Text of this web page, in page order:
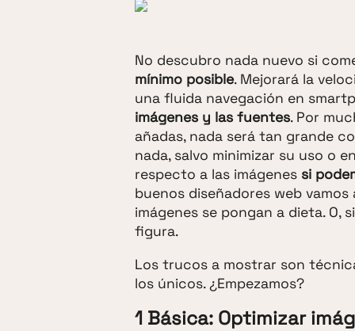
No descubro nada nuevo si
mínimo posible. Mejorará la
una fluida navegación en
imágenes y las fuentes. Por
añadas, nada será tan grande
nada, salvo minimizar su uso o
respecto a las imágenes si
buenos diseñadores web
imágenes se pongan a dieta. O,
figura.
Los trucos a mostrar son
los únicos. ¿Empezamos?
1 Básica: Optimizar